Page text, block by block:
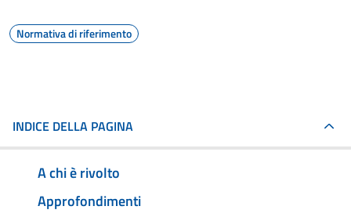
Normativa di riferimento
INDICE DELLA PAGINA
A chi è rivolto
Approfondimenti